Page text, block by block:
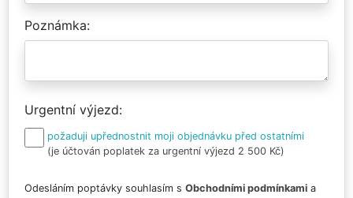
Poznámka
Urgentní výjezd
požaduji upřednostnit moji objednávku před ostatními
(je účtován poplatek za urgentní výjezd 2 500 Kč)
Odesláním poptávky souhlasím s Obchodními podmínkami a